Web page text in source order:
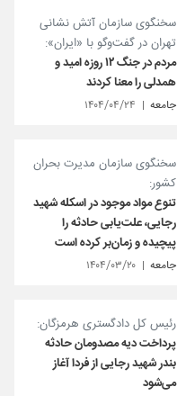
سخنگوی سازمان آتش نشانی
تهران در گفت‌وگو با «ایران»:
مردم در جنگ ۱۲ روزه امید و
همدلی را معنا کردند
جامعه ۱۴۰۴/۰۴/۲۴
سخنگوی سازمان مدیرت بحران
کشور:
تنوع مواد موجود در اسکله شهید
رجایی، علت‌یابی حادثه را
پیچیده و زمان‌بر کرده است
جامعه ۱۴۰۴/۰۳/۲۰
رئیس کل دادگستری هرمزگان:
پرداخت دیه مصدومان حادثه
بندر شهید رجایی از فردا آغاز
می‌شود